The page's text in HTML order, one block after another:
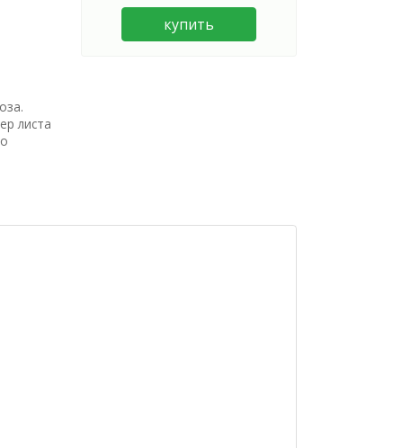
купить
листа